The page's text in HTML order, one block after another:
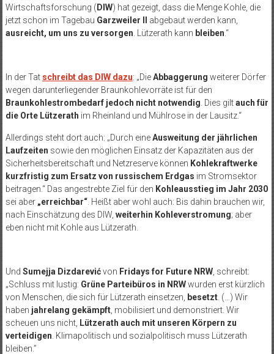
Wirtschaftsforschung (DIW) hat gezeigt, dass die Menge Kohle, die
jetzt schon im Tagebau Garzweiler II abgebaut werden kann,
ausreicht, um uns zu versorgen . Lützerath kann bleiben .“
In der Tat schreibt das DIW dazu: „DieAbbaggerung weiterer Dörfer
wegen darunterliegender Braunkohlevorräte ist für den
Braunkohlestrombedarf jedoch nicht notwendig . Dies giltauch für
die Orte Lützerath im Rheinland und Mühlrose in der Lausitz.“
Allerdings steht dort auch: „Durch eineAusweitung der jährlichen
Laufzeiten sowie den möglichen Einsatz der Kapazitäten aus der
Sicherheitsbereitschaft und Netzreserve können Kohlekraftwerke
kurzfristig zum Ersatz von russischem Erdgas im Stromsektor
beitragen.“ Das angestrebte Ziel für den Kohleausstieg im Jahr 2030
sei aber „erreichbar“. Heißt aber wohl auch: Bis dahin brauchen wir,
nach Einschätzung des DIW, weiterhin Kohleverstromung; aber
eben nicht mit Kohle aus Lützerath.
Und Sumejja Dizdarevićvon Fridays for Future NRW, schreibt:
„Schluss mit lustig: Grüne Parteibüros in NRWwurden erst kürzlich
von Menschen, die sich für Lützerath einsetzen, besetzt. (…) Wir
haben jahrelang gekämpft, mobilisiert und demonstriert. Wir
scheuen uns nicht, Lützerath auch mit unseren Körpern zu
verteidigen . Klimapolitisch und sozialpolitisch muss Lützerath
bleiben.”